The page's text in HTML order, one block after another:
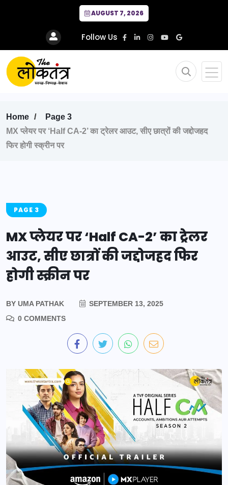
AUGUST 7, 2026
Follow Us
Home
Page 3
MX प्लेयर पर ‘Half CA-2’ का ट्रेलर आउट, सीए छात्रों की जद्दोजहद
फिर होगी स्क्रीन पर
PAGE 3
MX प्लेयर पर ‘Half CA-2’ का ट्रेलर
आउट, सीए छात्रों की जद्दोजहद फिर
होगी स्क्रीन पर
BY UMA PATHAK
SEPTEMBER 13, 2025
0 COMMENTS